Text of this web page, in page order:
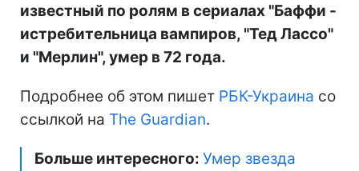
известный по ролям в сериалах "Баффи -
истребительница вампиров, "Тед Лассо"
и "Мерлин", умер в 72 года.
Подробнее об этом пишет РБК-Украина со
ссылкой на The Guardian.
Больше интересного: Умер звезда